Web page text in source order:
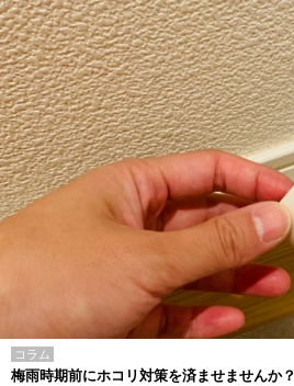
コラム
梅雨時期前にホコリ対策を済ませませんか？